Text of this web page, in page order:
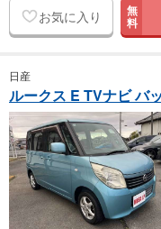
お気に入り 無
料
日産
ルークス E TVナビ バ